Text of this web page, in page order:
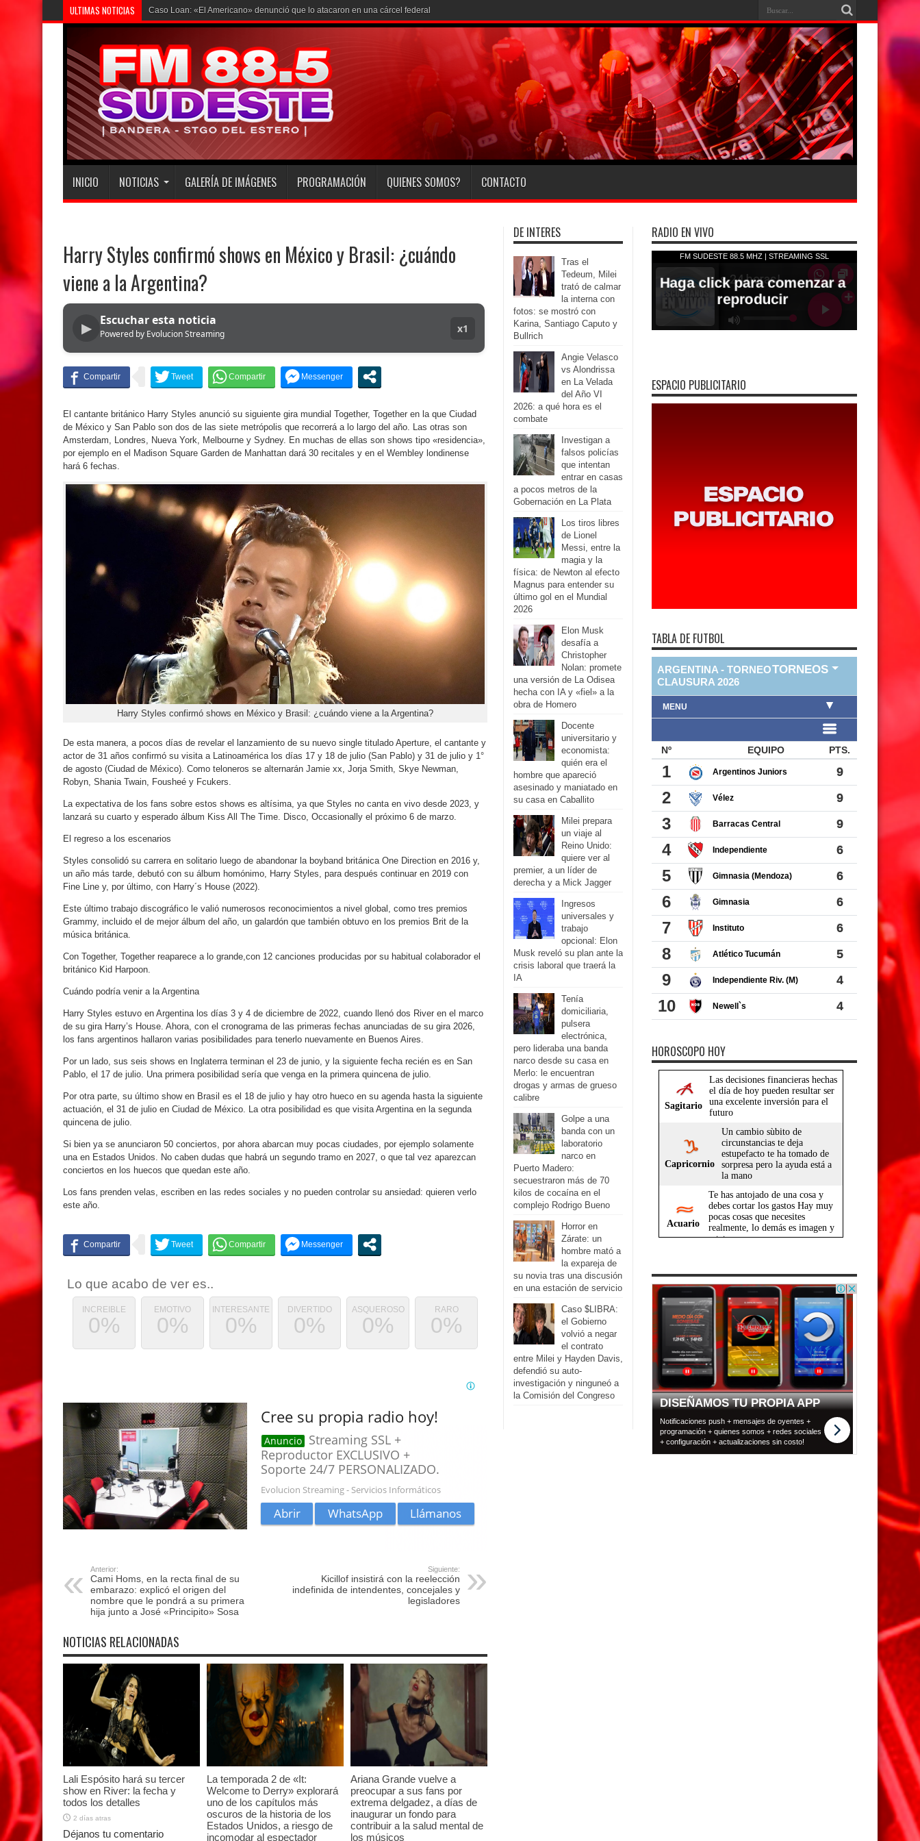
ULTIMAS NOTICIAS Caso Loan: «El Americano» denunció que lo atacaron en una cárcel federal
INICIO NOTICIAS GALERÍA DE IMÁGENES PROGRAMACIÓN QUIENES SOMOS? CONTACTO
Harry Styles confirmó shows en México y Brasil: ¿cuándo
viene a la Argentina?
▶
Escuchar esta noticia
Powered by Evolucion Streaming x1
El cantante británico Harry Styles anunció su siguiente gira mundial Together, Together en la que Ciudad
de México y San Pablo son dos de las siete metrópolis que recorrerá a lo largo del año. Las otras son
Amsterdam, Londres, Nueva York, Melbourne y Sydney. En muchas de ellas son shows tipo «residencia»,
por ejemplo en el Madison Square Garden de Manhattan dará 30 recitales y en el Wembley londinense
hará 6 fechas.
Harry Styles confirmó shows en México y Brasil: ¿cuándo viene a la Argentina?
De esta manera, a pocos días de revelar el lanzamiento de su nuevo single titulado Aperture, el cantante y
actor de 31 años confirmó su visita a Latinoamérica los días 17 y 18 de julio (San Pablo) y 31 de julio y 1°
de agosto (Ciudad de México). Como teloneros se alternarán Jamie xx, Jorja Smith, Skye Newman,
Robyn, Shania Twain, Fousheé y Fcukers.
La expectativa de los fans sobre estos shows es altísima, ya que Styles no canta en vivo desde 2023, y
lanzará su cuarto y esperado álbum Kiss All The Time. Disco, Occasionally el próximo 6 de marzo.
El regreso a los escenarios
Styles consolidó su carrera en solitario luego de abandonar la boyband británica One Direction en 2016 y,
un año más tarde, debutó con su álbum homónimo, Harry Styles, para después continuar en 2019 con
Fine Line y, por último, con Harry´s House (2022).
Este último trabajo discográfico le valió numerosos reconocimientos a nivel global, como tres premios
Grammy, incluido el de mejor álbum del año, un galardón que también obtuvo en los premios Brit de la
música británica.
Con Together, Together reaparece a lo grande,con 12 canciones producidas por su habitual colaborador el
británico Kid Harpoon.
Cuándo podría venir a la Argentina
Harry Styles estuvo en Argentina los días 3 y 4 de diciembre de 2022, cuando llenó dos River en el marco
de su gira Harry’s House. Ahora, con el cronograma de las primeras fechas anunciadas de su gira 2026,
los fans argentinos hallaron varias posibilidades para tenerlo nuevamente en Buenos Aires.
Por un lado, sus seis shows en Inglaterra terminan el 23 de junio, y la siguiente fecha recién es en San
Pablo, el 17 de julio. Una primera posibilidad sería que venga en la primera quincena de julio.
Por otra parte, su último show en Brasil es el 18 de julio y hay otro hueco en su agenda hasta la siguiente
actuación, el 31 de julio en Ciudad de México. La otra posibilidad es que visita Argentina en la segunda
quincena de julio.
Si bien ya se anunciaron 50 conciertos, por ahora abarcan muy pocas ciudades, por ejemplo solamente
una en Estados Unidos. No caben dudas que habrá un segundo tramo en 2027, o que tal vez aparezcan
conciertos en los huecos que quedan este año.
Los fans prenden velas, escriben en las redes sociales y no pueden controlar su ansiedad: quieren verlo
este año.
Lo que acabo de ver es..
INCREIBLE
0%
EMOTIVO
0%
INTERESANTE
0%
DIVERTIDO
0%
ASQUEROSO
0%
RARO
0%
Anterior:
Cami Homs, en la recta final de su
embarazo: explicó el origen del
nombre que le pondrá a su primera
hija junto a José «Principito» Sosa
Siguiente:
Kicillof insistirá con la reelección
indefinida de intendentes, concejales y
legisladores
NOTICIAS RELACIONADAS
Lali Espósito hará su tercer
show en River: la fecha y
todos los detalles
2 días atras
La temporada 2 de «It:
Welcome to Derry» explorará
uno de los capítulos más
oscuros de la historia de los
Estados Unidos, a riesgo de
incomodar al espectador
Ariana Grande vuelve a
preocupar a sus fans por
extrema delgadez, a días de
inaugurar un fondo para
contribuir a la salud mental de
los músicos
Déjanos tu comentario
DE INTERES
Tras el
Tedeum, Milei
trató de calmar
la interna con
fotos: se mostró con
Karina, Santiago Caputo y
Bullrich
Angie Velasco
vs Alondrissa
en La Velada
del Año VI
2026: a qué hora es el
combate
Investigan a
falsos policías
que intentan
entrar en casas
a pocos metros de la
Gobernación en La Plata
Los tiros libres
de Lionel
Messi, entre la
magia y la
física: de Newton al efecto
Magnus para entender su
último gol en el Mundial
2026
Elon Musk
desafía a
Christopher
Nolan: promete
una versión de La Odisea
hecha con IA y «fiel» a la
obra de Homero
Docente
universitario y
economista:
quién era el
hombre que apareció
asesinado y maniatado en
su casa en Caballito
Milei prepara
un viaje al
Reino Unido:
quiere ver al
premier, a un líder de
derecha y a Mick Jagger
Ingresos
universales y
trabajo
opcional: Elon
Musk reveló su plan ante la
crisis laboral que traerá la
IA
Tenía
domiciliaria,
pulsera
electrónica,
pero lideraba una banda
narco desde su casa en
Merlo: le encuentran
drogas y armas de grueso
calibre
Golpe a una
banda con un
laboratorio
narco en
Puerto Madero:
secuestraron más de 70
kilos de cocaína en el
complejo Rodrigo Bueno
Horror en
Zárate: un
hombre mató a
la expareja de
su novia tras una discusión
en una estación de servicio
Caso $LIBRA:
el Gobierno
volvió a negar
el contrato
entre Milei y Hayden Davis,
defendió su auto-
investigación y ninguneó a
la Comisión del Congreso
RADIO EN VIVO
ESPACIO PUBLICITARIO
TABLA DE FUTBOL
HOROSCOPO HOY